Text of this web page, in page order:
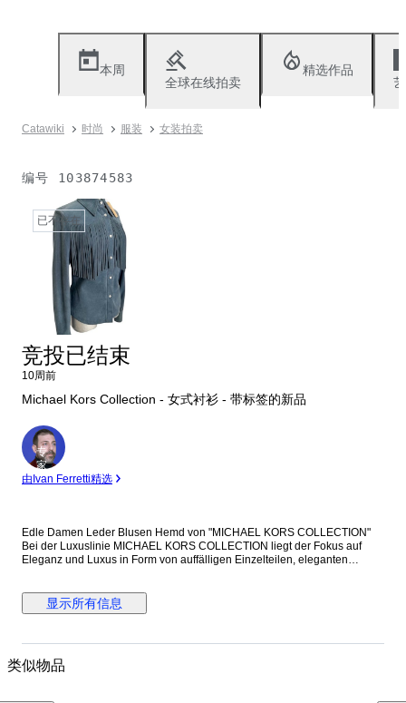
本周
全球在线拍卖
精选作品
Catawiki 时尚 服装 女装拍卖
编号 103874583
已不存在
竞投已结束
10周前
Michael Kors Collection - 女式衬衫 - 带标签的新品
专
家
由Ivan Ferretti精选
Edle Damen Leder Blusen Hemd von "MICHAEL KORS COLLECTION"
Bei der Luxuslinie MICHAEL KORS COLLECTION liegt der Fokus auf
Eleganz und Luxus in Form von auffälligen Einzelteilen, eleganten
handwerkern hergestellt werden. Mod. CAMICIA CAMOSCIO CON
FRANGE Art. MKPR311A Col. Storm Außenmaterial: 100% Lammleder
perlmuttfarbigen Druckknöpfen auch offen als Hemdjacke tragbar
2200,00€ (Made in Italy) Weltweit versicherter Versand mit Tracking &
显示所有信息
类似物品